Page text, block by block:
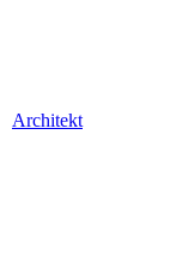
Architekt